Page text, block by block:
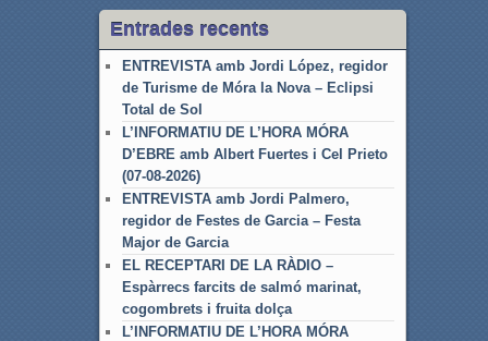
Entrades recents
ENTREVISTA amb Jordi López, regidor
de Turisme de Móra la Nova – Eclipsi
Total de Sol
L’INFORMATIU DE L’HORA MÓRA
D’EBRE amb Albert Fuertes i Cel Prieto
(07-08-2026)
ENTREVISTA amb Jordi Palmero,
regidor de Festes de Garcia – Festa
Major de Garcia
EL RECEPTARI DE LA RÀDIO –
Espàrrecs farcits de salmó marinat,
cogombrets i fruita dolça
L’INFORMATIU DE L’HORA MÓRA